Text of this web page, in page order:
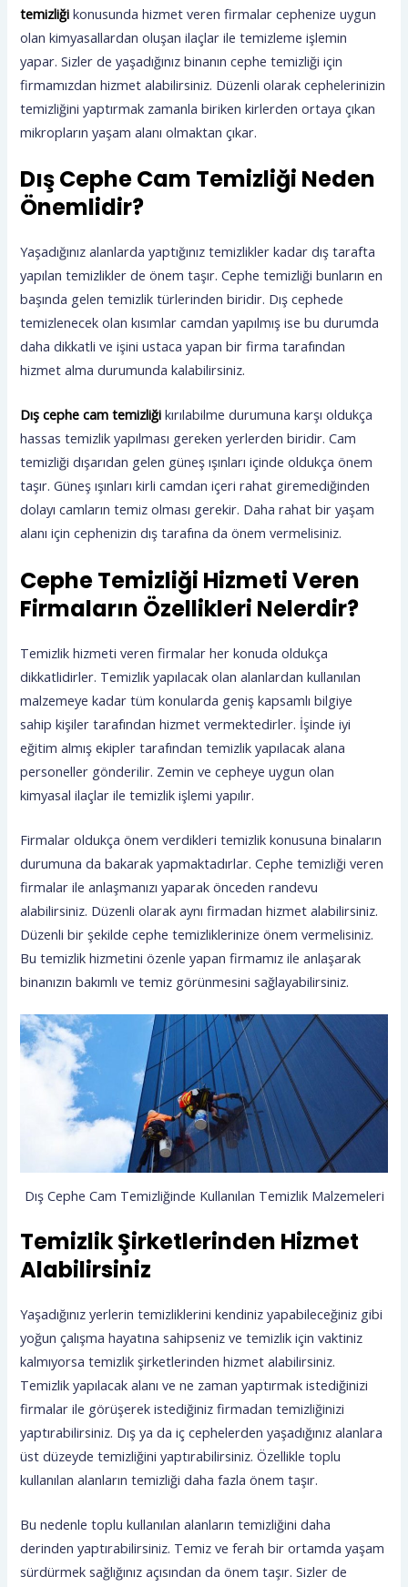
temizliği konusunda hizmet veren firmalar cephenize uygun
olan kimyasallardan oluşan ilaçlar ile temizleme işlemin
yapar. Sizler de yaşadığınız binanın cephe temizliği için
firmamızdan hizmet alabilirsiniz. Düzenli olarak cephelerinizin
temizliğini yaptırmak zamanla biriken kirlerden ortaya çıkan
mikropların yaşam alanı olmaktan çıkar.
Dış Cephe Cam Temizliği Neden
Önemlidir?
Yaşadığınız alanlarda yaptığınız temizlikler kadar dış tarafta
yapılan temizlikler de önem taşır. Cephe temizliği bunların en
başında gelen temizlik türlerinden biridir. Dış cephede
temizlenecek olan kısımlar camdan yapılmış ise bu durumda
daha dikkatli ve işini ustaca yapan bir firma tarafından
hizmet alma durumunda kalabilirsiniz.
Dış cephe cam temizliği kırılabilme durumuna karşı oldukça
hassas temizlik yapılması gereken yerlerden biridir. Cam
temizliği dışarıdan gelen güneş ışınları içinde oldukça önem
taşır. Güneş ışınları kirli camdan içeri rahat giremediğinden
dolayı camların temiz olması gerekir. Daha rahat bir yaşam
alanı için cephenizin dış tarafına da önem vermelisiniz.
Cephe Temizliği Hizmeti Veren
Firmaların Özellikleri Nelerdir?
Temizlik hizmeti veren firmalar her konuda oldukça
dikkatlidirler. Temizlik yapılacak olan alanlardan kullanılan
malzemeye kadar tüm konularda geniş kapsamlı bilgiye
sahip kişiler tarafından hizmet vermektedirler. İşinde iyi
eğitim almış ekipler tarafından temizlik yapılacak alana
personeller gönderilir. Zemin ve cepheye uygun olan
kimyasal ilaçlar ile temizlik işlemi yapılır.
Firmalar oldukça önem verdikleri temizlik konusuna binaların
durumuna da bakarak yapmaktadırlar. Cephe temizliği veren
firmalar ile anlaşmanızı yaparak önceden randevu
alabilirsiniz. Düzenli olarak aynı firmadan hizmet alabilirsiniz.
Düzenli bir şekilde cephe temizliklerinize önem vermelisiniz.
Bu temizlik hizmetini özenle yapan firmamız ile anlaşarak
binanızın bakımlı ve temiz görünmesini sağlayabilirsiniz.
Dış Cephe Cam Temizliğinde Kullanılan Temizlik Malzemeleri
Temizlik Şirketlerinden Hizmet
Alabilirsiniz
Yaşadığınız yerlerin temizliklerini kendiniz yapabileceğiniz gibi
yoğun çalışma hayatına sahipseniz ve temizlik için vaktiniz
kalmıyorsa temizlik şirketlerinden hizmet alabilirsiniz.
Temizlik yapılacak alanı ve ne zaman yaptırmak istediğinizi
firmalar ile görüşerek istediğiniz firmadan temizliğinizi
yaptırabilirsiniz. Dış ya da iç cephelerden yaşadığınız alanlara
üst düzeyde temizliğini yaptırabilirsiniz. Özellikle toplu
kullanılan alanların temizliği daha fazla önem taşır.
Bu nedenle toplu kullanılan alanların temizliğini daha
derinden yaptırabilirsiniz. Temiz ve ferah bir ortamda yaşam
sürdürmek sağlığınız açısından da önem taşır. Sizler de